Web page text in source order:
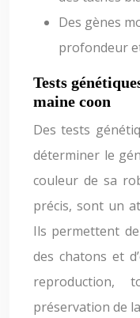
Des gènes
profondeur
Tests
maine coon
Des tests
déterminer le
couleur de sa
précis, sont un
Ils permettent
des chatons et
préservation de